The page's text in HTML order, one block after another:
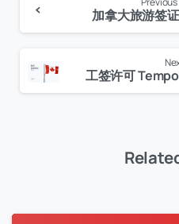
Continue
Reading
加拿大旅游签
工签许可